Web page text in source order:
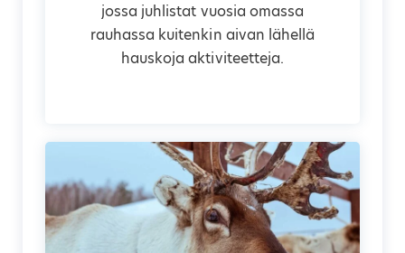
jossa juhlistat vuosia omassa
rauhassa kuitenkin aivan lähellä
hauskoja aktiviteetteja.